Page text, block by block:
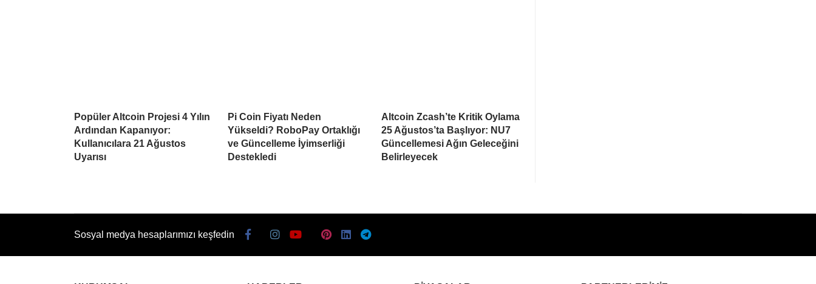
Popüler Altcoin Projesi 4 Yılın
Ardından Kapanıyor:
Kullanıcılara 21 Ağustos
Uyarısı
Pi Coin Fiyatı Neden
Yükseldi? RoboPay Ortaklığı
ve Güncelleme İyimserliği
Destekledi
Altcoin Zcash’te Kritik Oylama
25 Ağustos’ta Başlıyor: NU7
Güncellemesi Ağın Geleceğini
Belirleyecek
Sosyal medya hesaplarımızı keşfedin